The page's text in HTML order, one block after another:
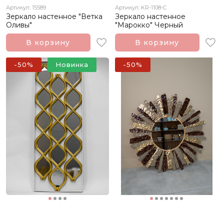
Артикул: 15589
Зеркало настенное "Ветка
Оливы"
В корзину
Артикул: KR-1108-C
Зеркало настенное
"Марокко" Черный
В корзину
-50% Новинка -50%